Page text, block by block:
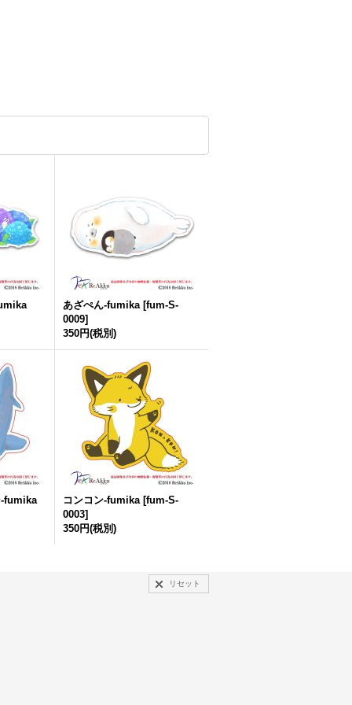
あざぺん-fumika [fum-S-
0009]
350円(税別)
-fumika コンコン-fumika [fum-S-
0003]
350円(税別)
リセット